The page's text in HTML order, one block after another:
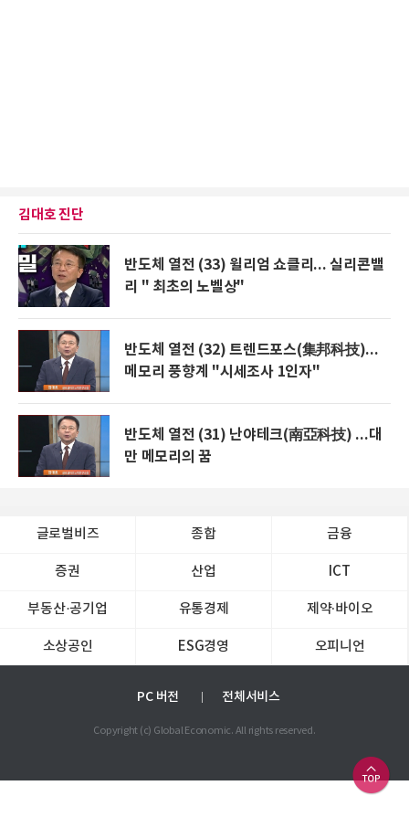
김대호 진단
반도체 열전 (33) 윌리엄 쇼클리... 실리콘밸
리 " 최초의 노벨상"
반도체 열전 (32) 트렌드포스(集邦科技)...
메모리 풍향계 "시세조사 1인자"
반도체 열전 (31) 난야테크(南亞科技) ...대
만 메모리의 꿈
글로벌비즈 종합 금융
증권 산업 ICT
부동산·공기업 유통경제 제약∙바이오
소상공인 ESG경영 오피니언
PC 버전 전체서비스
Copyright (c) Global Economic. All rights reserved.